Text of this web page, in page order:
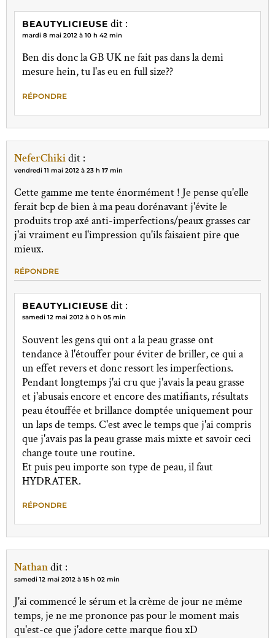
BEAUTYLICIEUSE dit :
mardi 8 mai 2012 à 10 h 42 min
Ben dis donc la GB UK ne fait pas dans la demi
mesure hein, tu l'as eu en full size??
RÉPONDRE
NeferChikidit :
vendredi 11 mai 2012 à 23 h 17 min
Cette gamme me tente énormément ! Je pense qu'elle
ferait bcp de bien à ma peau dorénavant j'évite le
produits trop axé anti-imperfections/peaux grasses car
j'ai vraiment eu l'impression qu'ils faisaient pire que
mieux.
RÉPONDRE
BEAUTYLICIEUSE dit :
samedi 12 mai 2012 à 0 h 05 min
Souvent les gens qui ont a la peau grasse ont
tendance à l'étouffer pour éviter de briller, ce qui a
un effet revers et donc ressort les imperfections.
Pendant longtemps j'ai cru que j'avais la peau grasse
et j'abusais encore et encore des matifiants, résultats
peau étouffée et brillance domptée uniquement pour
un laps de temps. C'est avec le temps que j'ai compris
que j'avais pas la peau grasse mais mixte et savoir ceci
change toute une routine.
Et puis peu importe son type de peau, il faut
HYDRATER.
RÉPONDRE
Nathandit :
samedi 12 mai 2012 à 15 h 02 min
J'ai commencé le sérum et la crème de jour ne même
temps, je ne me prononce pas pour le moment mais
qu'est-ce que j'adore cette marque fiou xD